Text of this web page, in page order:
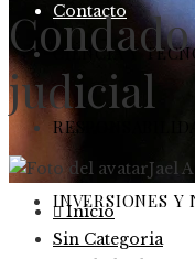
Contacto
CIENCIA Y
INVERSIONES Y
judicial
Jael
Inicio
Sin Categoria